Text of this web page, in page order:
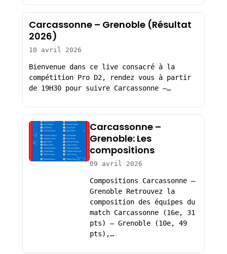
Carcassonne – Grenoble (Résultat
2026)
10 avril 2026
Bienvenue dans ce live consacré à la
compétition Pro D2, rendez vous à partir
de 19H30 pour suivre Carcassonne –…
Carcassonne –
Grenoble: Les
compositions
09 avril 2026
Compositions Carcassonne –
Grenoble Retrouvez la
composition des équipes du
match Carcassonne (16e, 31
pts) – Grenoble (10e, 49
pts),…